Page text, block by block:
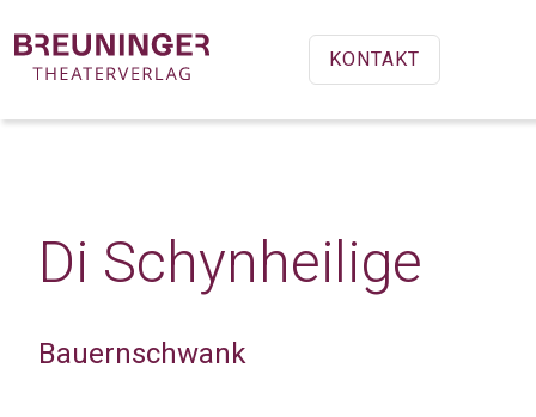
KONTAKT
Di Schynheilige
Bauernschwank